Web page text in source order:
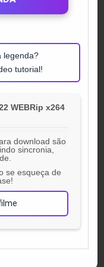
legenda?
tutorial!
WEBRip x264
download são
sincronia,
se esqueça de